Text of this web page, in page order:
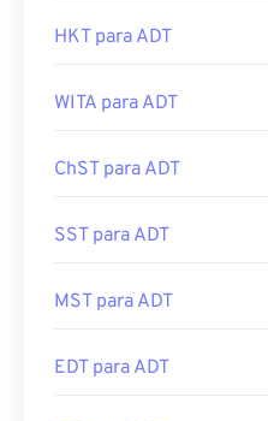
HKT para ADT
WITA para ADT
ChST para ADT
SST para ADT
MST para ADT
EDT para ADT